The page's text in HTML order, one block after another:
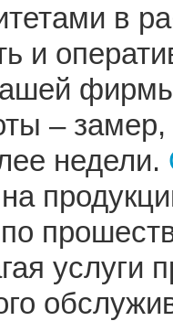
в
и
–
недели.
на
услуги